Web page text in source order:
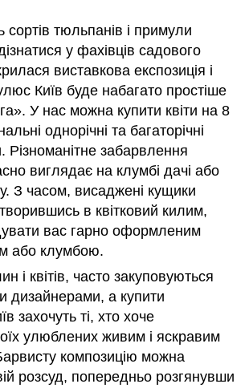
сортів тюльпанів і примули
у фахівців садового
виставкова експозиція і
Київ буде набагато простіше
У нас можна купити квіти на 8
однорічні та багаторічні
Різноманітне забарвлення
виглядає на клумбі дачі або
З часом, висаджені кущики
в квітковий килим,
вас гарно оформленим
або клумбою.
і квітів, часто закуповуються
а купити
захочуть ті, хто хоче
улюблених живим і яскравим
композицію можна
розсуд, попередньо розгянувши